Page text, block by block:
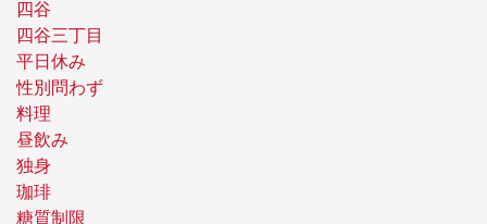
四谷
四谷三丁目
平日休み
性別問わず
料理
昼飲み
独身
珈琲
糖質制限